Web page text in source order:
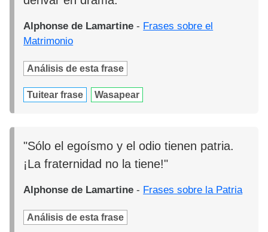
Alphonse de Lamartine - Frases sobre el
Matrimonio
Análisis de esta frase
Tuitear frase Wasapear
"Sólo el egoísmo y el odio tienen patria.
¡La fraternidad no la tiene!"
Alphonse de Lamartine - Frases sobre la Patria
Análisis de esta frase